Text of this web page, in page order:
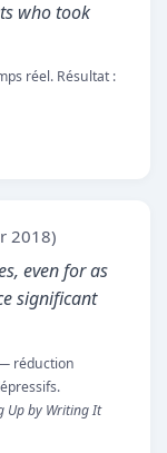
who took
réel. Résultat :
2018)
even for as
significant
réduction
Up by Writing It